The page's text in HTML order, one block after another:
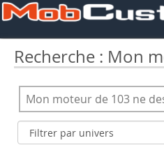
Recherche : Mon